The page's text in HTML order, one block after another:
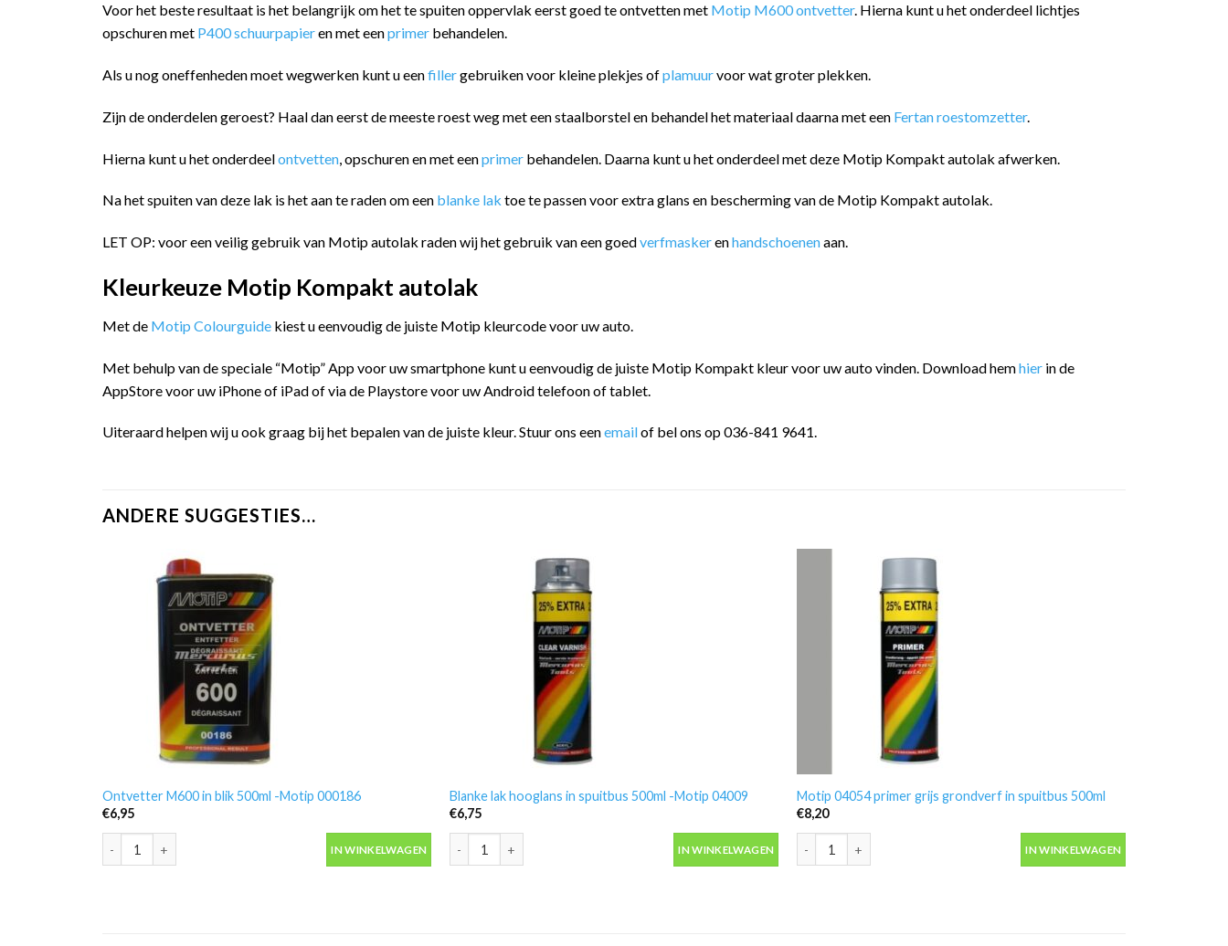
Voor het beste resultaat is het belangrijk om het te spuiten oppervlak eerst goed te ontvetten met Motip M600 ontvetter. Hierna kunt u het onderdeel lichtjes
opschuren met P400 schuurpapieren met eenprimer behandelen.
Als u nog oneffenheden moet wegwerken kunt u eenfillergebruiken voor kleine plekjes ofplamuurvoor wat groter plekken.
Zijn de onderdelen geroest? Haal dan eerst de meeste roest weg met een staalborstel en behandel het materiaal daarna met een Fertan roestomzetter.
Hierna kunt u het onderdeelontvetten , opschuren en met eenprimer behandelen. Daarna kunt u het onderdeel met deze Motip Kompakt autolak afwerken.
Na het spuiten van deze lak is het aan te raden om een blanke lak toe te passen voor extra glans en bescherming van de Motip Kompakt autolak.
LET OP: voor een veilig gebruik van Motip autolak raden wij het gebruik van een goedverfmaskerenhandschoenenaan.
Kleurkeuze Motip Kompakt autolak
Met de Motip Colourguide kiest u eenvoudig de juiste Motip kleurcode voor uw auto.
Met behulp van de speciale “Motip” App voor uw smartphone kunt u eenvoudig de juiste Motip Kompakt kleur voor uw auto vinden. Download hemhier in de
AppStore voor uw iPhone of iPad of via de Playstore voor uw Android telefoon of tablet.
Uiteraard helpen wij u ook graag bij het bepalen van de juiste kleur. Stuur ons eenemailof bel ons op 036-841 9641.
ANDERE SUGGESTIES…
Ontvetter M600 in blik 500ml -Motip 000186
€6,95
IN WINKELWAGEN
Blanke lak hooglans in spuitbus 500ml -Motip 04009
€6,75
IN WINKELWAGEN
Motip 04054 primer grijs grondverf in spuitbus 500ml
€8,20
IN WINKELWAGEN